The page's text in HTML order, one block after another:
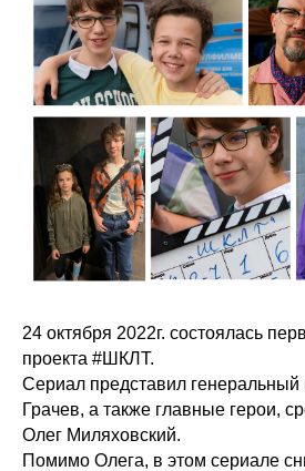
24 октября 2022г. состоялась
проекта #ШКЛТ.
Сериал представил
Грачев, а также главные герои,
Олег Миляховский.
Помимо Олега, в этом сериале